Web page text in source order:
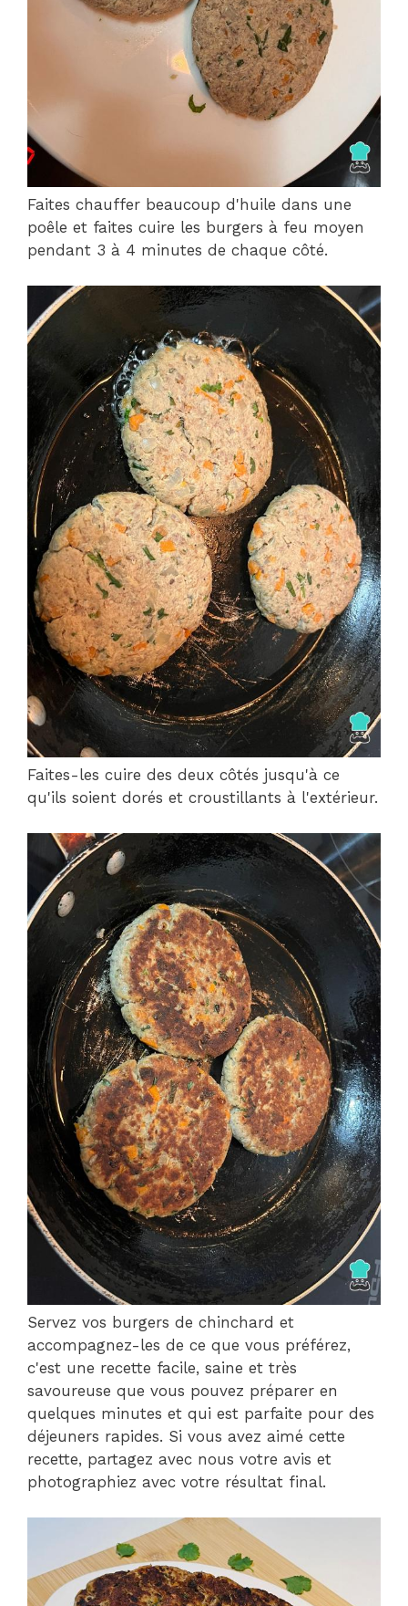
Faites chauffer beaucoup d'huile dans une
poêle et faites cuire les burgers à feu moyen
pendant 3 à 4 minutes de chaque côté.
Faites-les cuire des deux côtés jusqu'à ce
qu'ils soient dorés et croustillants à l'extérieur.
Servez vos burgers de chinchard et
accompagnez-les de ce que vous préférez,
c'est une recette facile, saine et très
savoureuse que vous pouvez préparer en
quelques minutes et qui est parfaite pour des
déjeuners rapides. Si vous avez aimé cette
recette, partagez avec nous votre avis et
photographiez avec votre résultat final.